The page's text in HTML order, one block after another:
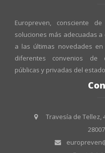
Europreven, consciente
soluciones más adecuadas
a las últimas novedades
diferentes convenios de
públicas y privadas del
Travesía de Tellez,